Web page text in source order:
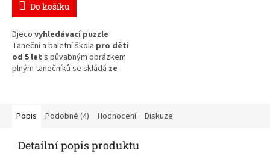
Do košíku
Djeco vyhledávací puzzle
Taneční a baletní škola pro děti
od 5 let s půvabným obrázkem
plným tanečníků se skládá ze
Popis Podobné (4) Hodnocení Diskuze
Detailní popis produktu